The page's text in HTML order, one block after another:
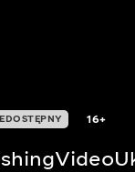
16+